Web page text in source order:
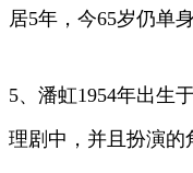
居5年，今65岁仍单
5、潘虹1954年出生
理剧中，并且扮演的